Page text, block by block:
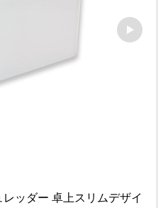
ッダー 卓上スリムデザイ